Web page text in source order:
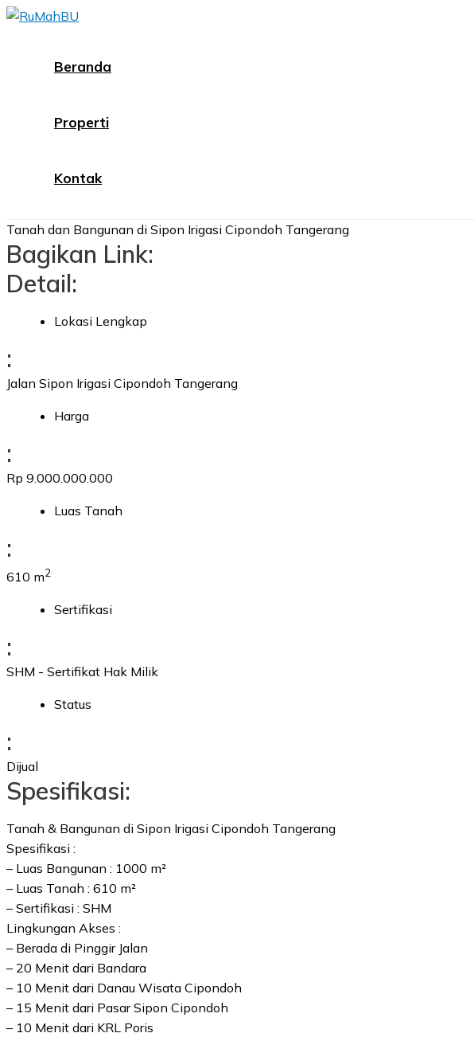
Skip
Beranda
Properti
Kontak
Tanah dan Bangunan di Sipon Irigasi Cipondoh Tangerang
Bagikan Link:
Detail:
Lokasi Lengkap
:
Jalan Sipon Irigasi Cipondoh Tangerang
Harga
:
Rp 9.000.000.000
Luas Tanah
:
610 m2
Sertifikasi
:
SHM - Sertifikat Hak Milik
Status
:
Dijual
Spesifikasi:
Tanah & Bangunan di Sipon Irigasi Cipondoh Tangerang
Spesifikasi :
– Luas Bangunan : 1000 m²
– Luas Tanah : 610 m²
– Sertifikasi : SHM
Lingkungan Akses :
– Berada di Pinggir Jalan
– 20 Menit dari Bandara
– 10 Menit dari Danau Wisata Cipondoh
– 15 Menit dari Pasar Sipon Cipondoh
– 10 Menit dari KRL Poris